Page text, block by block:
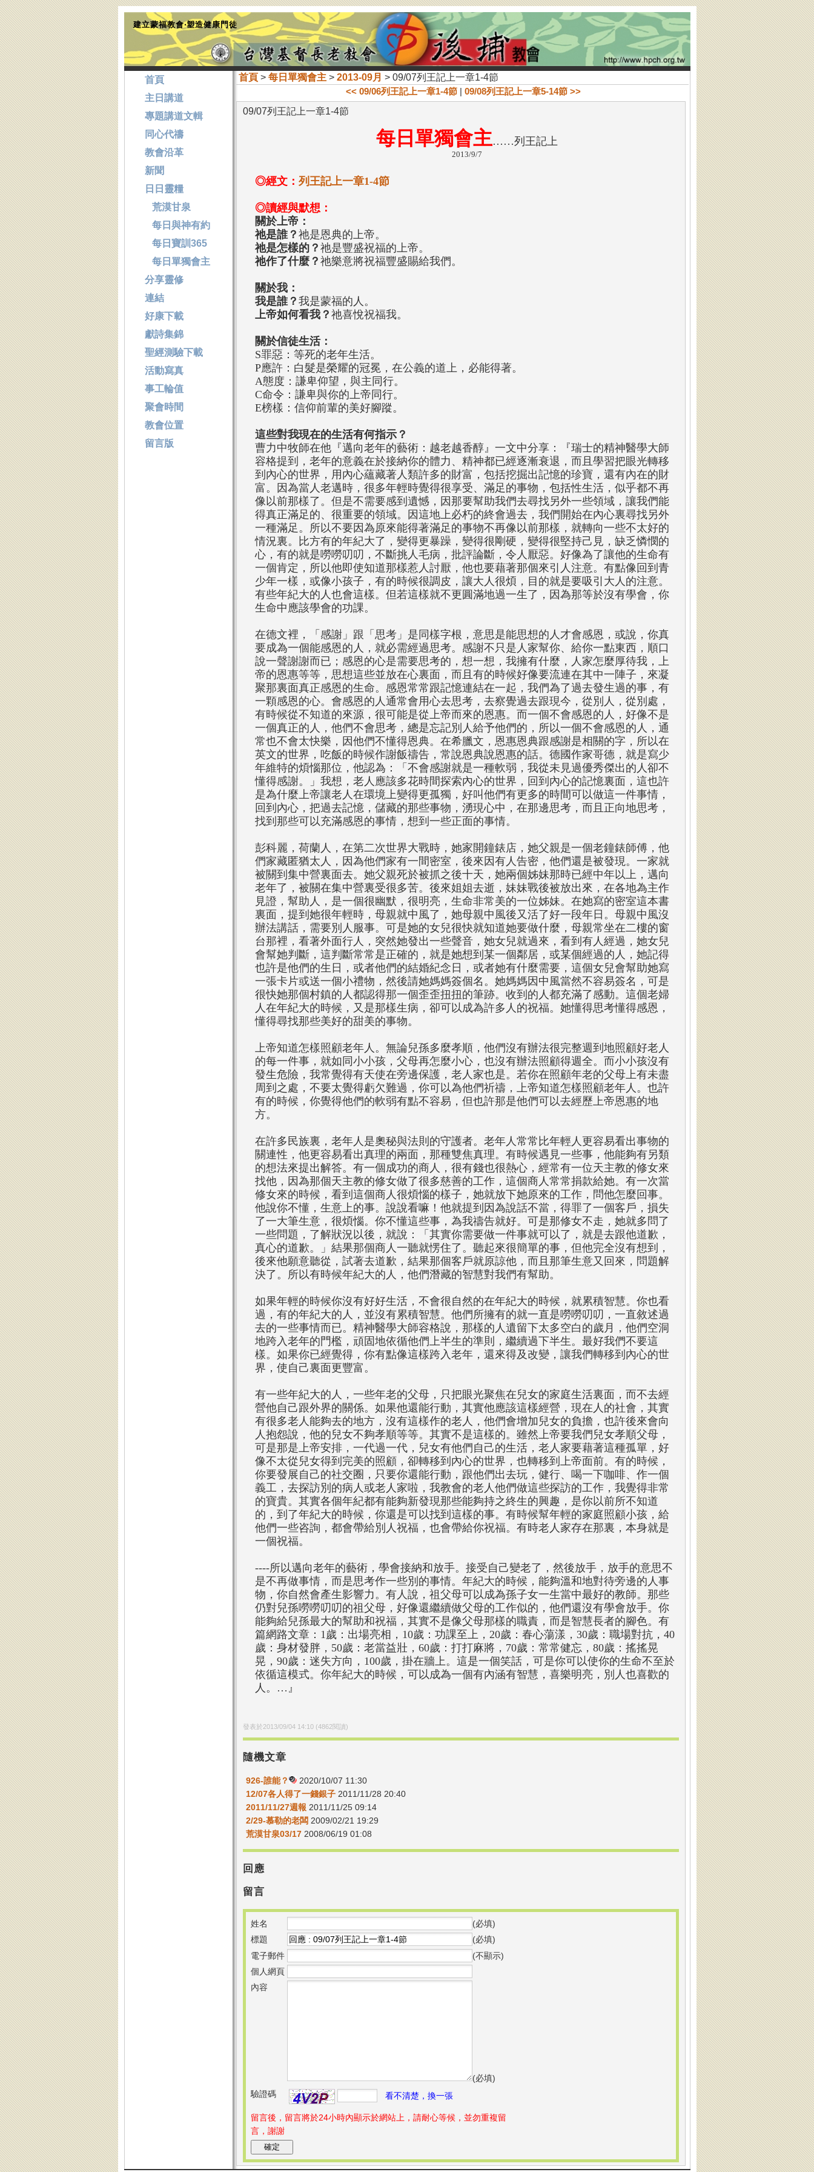
建立蒙福教會‧塑造健康門徒
首頁> 每日單獨會主> 2013-09月 > 09/07列王記上一章1-4節
<< 09/06列王記上一章1-4節 | 09/08列王記上一章5-14節 >>
09/07列王記上一章1-4節
每日單獨會主……列王記上
2013/9/7
◎經文： 列王記上一章1-4節
◎讀經與默想：
關於上帝：
祂是誰？ 祂是恩典的上帝。
祂是怎樣的？ 祂是豐盛祝福的上帝。
祂作了什麼？ 祂樂意將祝福豐盛賜給我們。
關於我：
我是誰？ 我是蒙福的人。
上帝如何看我？ 祂喜悅祝福我。
關於信徒生活：
S罪惡：等死的老年生活。
P應許：白髮是榮耀的冠冕，在公義的道上，必能得著。
A態度：謙卑仰望，與主同行。
C命令：謙卑與你的上帝同行。
E榜樣：信仰前輩的美好腳蹤。
這些對我現在的生活有何指示？
曹力中牧師在他『邁向老年的藝術：越老越香醇』一文中分享：『瑞士的精神醫學大師
容格提到，老年的意義在於接納你的體力、精神都已經逐漸衰退，而且學習把眼光轉移
到內心的世界，用內心蘊藏著人類許多的財富，包括挖掘出記憶的珍寶，還有內在的財
富。因為當人老邁時，很多年輕時覺得很享受、滿足的事物，包括性生活，似乎都不再
像以前那樣了。但是不需要感到遺憾，因那要幫助我們去尋找另外一些領域，讓我們能
得真正滿足的、很重要的領域。因這地上必朽的終會過去，我們開始在內心裏尋找另外
一種滿足。所以不要因為原來能得著滿足的事物不再像以前那樣，就轉向一些不太好的
情況裏。比方有的年紀大了，變得更暴躁，變得很剛硬，變得很堅持己見，缺乏憐憫的
心，有的就是嘮嘮叨叨，不斷挑人毛病，批評論斷，令人厭惡。好像為了讓他的生命有
一個肯定，所以他即使知道那樣惹人討厭，他也要藉著那個來引人注意。有點像回到青
少年一樣，或像小孩子，有的時候很調皮，讓大人很煩，目的就是要吸引大人的注意。
有些年紀大的人也會這樣。但若這樣就不更圓滿地過一生了，因為那等於沒有學會，你
生命中應該學會的功課。
在德文裡，「感謝」跟「思考」是同樣字根，意思是能思想的人才會感恩，或說，你真
要成為一個能感恩的人，就必需經過思考。感謝不只是人家幫你、給你一點東西，順口
說一聲謝謝而已；感恩的心是需要思考的，想一想，我擁有什麼，人家怎麼厚待我，上
帝的恩惠等等，思想這些並放在心裏面，而且有的時候好像要流連在其中一陣子，來凝
聚那裏面真正感恩的生命。感恩常常跟記憶連結在一起，我們為了過去發生過的事，有
一顆感恩的心。會感恩的人通常會用心去思考，去察覺過去跟現今，從別人，從別處，
有時候從不知道的來源，很可能是從上帝而來的恩惠。而一個不會感恩的人，好像不是
一個真正的人，他們不會思考，總是忘記別人給予他們的，所以一個不會感恩的人，通
常也不會太快樂，因他們不懂得恩典。在希臘文，恩惠恩典跟感謝是相關的字，所以在
英文的世界，吃飯的時候作謝飯禱告，常說恩典說恩惠的話。德國作家哥德，就是寫少
年維特的煩惱那位，他認為：「不會感謝就是一種軟弱，我從未見過優秀傑出的人卻不
懂得感謝。」我想，老人應該多花時間探索內心的世界，回到內心的記憶裏面，這也許
是為什麼上帝讓老人在環境上變得更孤獨，好叫他們有更多的時間可以做這一件事情，
回到內心，把過去記憶，儲藏的那些事物，湧現心中，在那邊思考，而且正向地思考，
找到那些可以充滿感恩的事情，想到一些正面的事情。
彭科麗，荷蘭人，在第二次世界大戰時，她家開鐘錶店，她父親是一個老鐘錶師傅，他
們家藏匿猶太人，因為他們家有一間密室，後來因有人告密，他們還是被發現。一家就
被關到集中營裏面去。她父親死於被抓之後十天，她兩個姊妹那時已經中年以上，邁向
老年了，被關在集中營裏受很多苦。後來姐姐去逝，妹妹戰後被放出來，在各地為主作
見證，幫助人，是一個很幽默，很明亮，生命非常美的一位姊妹。在她寫的密室這本書
裏面，提到她很年輕時，母親就中風了，她母親中風後又活了好一段年日。母親中風沒
辦法講話，需要別人服事。可是她的女兒很快就知道她要做什麼，母親常坐在二樓的窗
台那裡，看著外面行人，突然她發出一些聲音，她女兒就過來，看到有人經過，她女兒
會幫她判斷，這判斷常常是正確的，就是她想到某一個鄰居，或某個經過的人，她記得
也許是他們的生日，或者他們的結婚紀念日，或者她有什麼需要，這個女兒會幫助她寫
一張卡片或送一個小禮物，然後請她媽媽簽個名。她媽媽因中風當然不容易簽名，可是
很快她那個村鎮的人都認得那一個歪歪扭扭的筆跡。收到的人都充滿了感動。這個老婦
人在年紀大的時候，又是那樣生病，卻可以成為許多人的祝福。她懂得思考懂得感恩，
懂得尋找那些美好的甜美的事物。
上帝知道怎樣照顧老年人。無論兒孫多麼孝順，他們沒有辦法很完整週到地照顧好老人
的每一件事，就如同小小孩，父母再怎麼小心，也沒有辦法照顧得週全。而小小孩沒有
發生危險，我常覺得有天使在旁邊保護，老人家也是。若你在照顧年老的父母上有未盡
周到之處，不要太覺得虧欠難過，你可以為他們祈禱，上帝知道怎樣照顧老年人。也許
有的時候，你覺得他們的軟弱有點不容易，但也許那是他們可以去經歷上帝恩惠的地
方。
在許多民族裏，老年人是奧秘與法則的守護者。老年人常常比年輕人更容易看出事物的
關連性，他更容易看出真理的兩面，那種雙焦真理。有時候遇見一些事，他能夠有另類
的想法來提出解答。有一個成功的商人，很有錢也很熱心，經常有一位天主教的修女來
找他，因為那個天主教的修女做了很多慈善的工作，這個商人常常捐款給她。有一次當
修女來的時候，看到這個商人很煩惱的樣子，她就放下她原來的工作，問他怎麼回事。
他說你不懂，生意上的事。說說看嘛！他就提到因為說話不當，得罪了一個客戶，損失
了一大筆生意，很煩惱。你不懂這些事，為我禱告就好。可是那修女不走，她就多問了
一些問題，了解狀況以後，就說：「其實你需要做一件事就可以了，就是去跟他道歉，
真心的道歉。」結果那個商人一聽就愣住了。聽起來很簡單的事，但他完全沒有想到，
後來他願意聽從，試著去道歉，結果那個客戶就原諒他，而且那筆生意又回來，問題解
決了。所以有時候年紀大的人，他們潛藏的智慧對我們有幫助。
如果年輕的時候你沒有好好生活，不會很自然的在年紀大的時候，就累積智慧。你也看
過，有的年紀大的人，並沒有累積智慧。他們所擁有的就一直是嘮嘮叨叨，一直敘述過
去的一些事情而已。精神醫學大師容格說，那樣的人遺留下太多空白的歲月，他們空洞
地跨入老年的門檻，頑固地依循他們上半生的準則，繼續過下半生。最好我們不要這
樣。如果你已經覺得，你有點像這樣跨入老年，還來得及改變，讓我們轉移到內心的世
界，使自己裏面更豐富。
有一些年紀大的人，一些年老的父母，只把眼光聚焦在兒女的家庭生活裏面，而不去經
營他自己跟外界的關係。如果他還能行動，其實他應該這樣經營，現在人的社會，其實
有很多老人能夠去的地方，沒有這樣作的老人，他們會增加兒女的負擔，也許後來會向
人抱怨說，他的兒女不夠孝順等等。其實不是這樣的。雖然上帝要我們兒女孝順父母，
可是那是上帝安排，一代過一代，兒女有他們自己的生活，老人家要藉著這種孤單，好
像不太從兒女得到完美的照顧，卻轉移到內心的世界，也轉移到上帝面前。有的時候，
你要發展自己的社交圈，只要你還能行動，跟他們出去玩，健行、喝一下咖啡、作一個
義工，去探訪別的病人或老人家啦，我教會的老人他們做這些探訪的工作，我覺得非常
的寶貴。其實各個年紀都有能夠新發現那些能夠持之終生的興趣，是你以前所不知道
的，到了年紀大的時候，你還是可以找到這樣的事。有時候幫年輕的家庭照顧小孩，給
他們一些咨詢，都會帶給別人祝福，也會帶給你祝福。有時老人家存在那裏，本身就是
一個祝福。
----所以邁向老年的藝術，學會接納和放手。接受自己變老了，然後放手，放手的意思不
是不再做事情，而是思考作一些別的事情。年紀大的時候，能夠溫和地對待旁邊的人事
物，你自然會產生影響力。有人說，祖父母可以成為孫子女一生當中最好的教師。那些
仍對兒孫嘮嘮叨叨的祖父母，好像還繼續做父母的工作似的，他們還沒有學會放手。你
能夠給兒孫最大的幫助和祝福，其實不是像父母那樣的職責，而是智慧長者的腳色。有
篇網路文章：1歲：出場亮相，10歲：功課至上，20歲：春心蕩漾，30歲：職場對抗，40
歲：身材發胖，50歲：老當益壯，60歲：打打麻將，70歲：常常健忘，80歲：搖搖晃
晃，90歲：迷失方向，100歲，掛在牆上。這是一個笑話，可是你可以使你的生命不至於
依循這模式。你年紀大的時候，可以成為一個有內涵有智慧，喜樂明亮，別人也喜歡的
人。…』
發表於2013/09/04 14:10(4862 閱讀)
隨機文章
926-誰能？
2020/10/07 11:30
12/07各人得了一錢銀子2011/11/28 20:40
2011/11/27週報 2011/11/25 09:14
2/29-慕勒的老闆 2009/02/21 19:29
荒漠甘泉03/172008/06/19 01:08
回應
留言
姓名
(必填)
標題
(必填)
電子郵件
(不顯示)
個人網頁
內容
(必填)
驗證碼
看不清楚，換一張
留言後，留言將於24小時內顯示於網站上，請耐心等候，並勿重複留
言，謝謝
首頁
主日講道
專題講道文輯
同心代禱
教會沿革
新聞
日日靈糧
荒漠甘泉
每日與神有約
每日寶訓365
每日單獨會主
分享靈修
連結
好康下載
獻詩集錦
聖經測驗下載
活動寫真
事工輪值
聚會時間
教會位置
留言版